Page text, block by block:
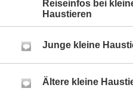
Reiseinfos bei
Haustieren
Junge kleine
Ältere kleine